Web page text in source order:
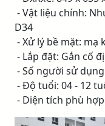
- Vật liệu chính:
D34
- Xử lý bề mặt: mạ
- Lắp đặt: Gắn cố
- Số người sử
- Độ tuổi: 04 - 12
- Diện tích phù